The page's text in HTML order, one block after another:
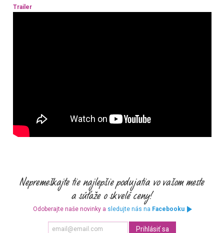
Trailer
Odoberajte naše novinky a sledujte nás na Facebooku